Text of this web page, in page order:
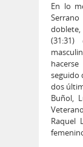
En lo
seguido
dos
Buñol,
Raquel